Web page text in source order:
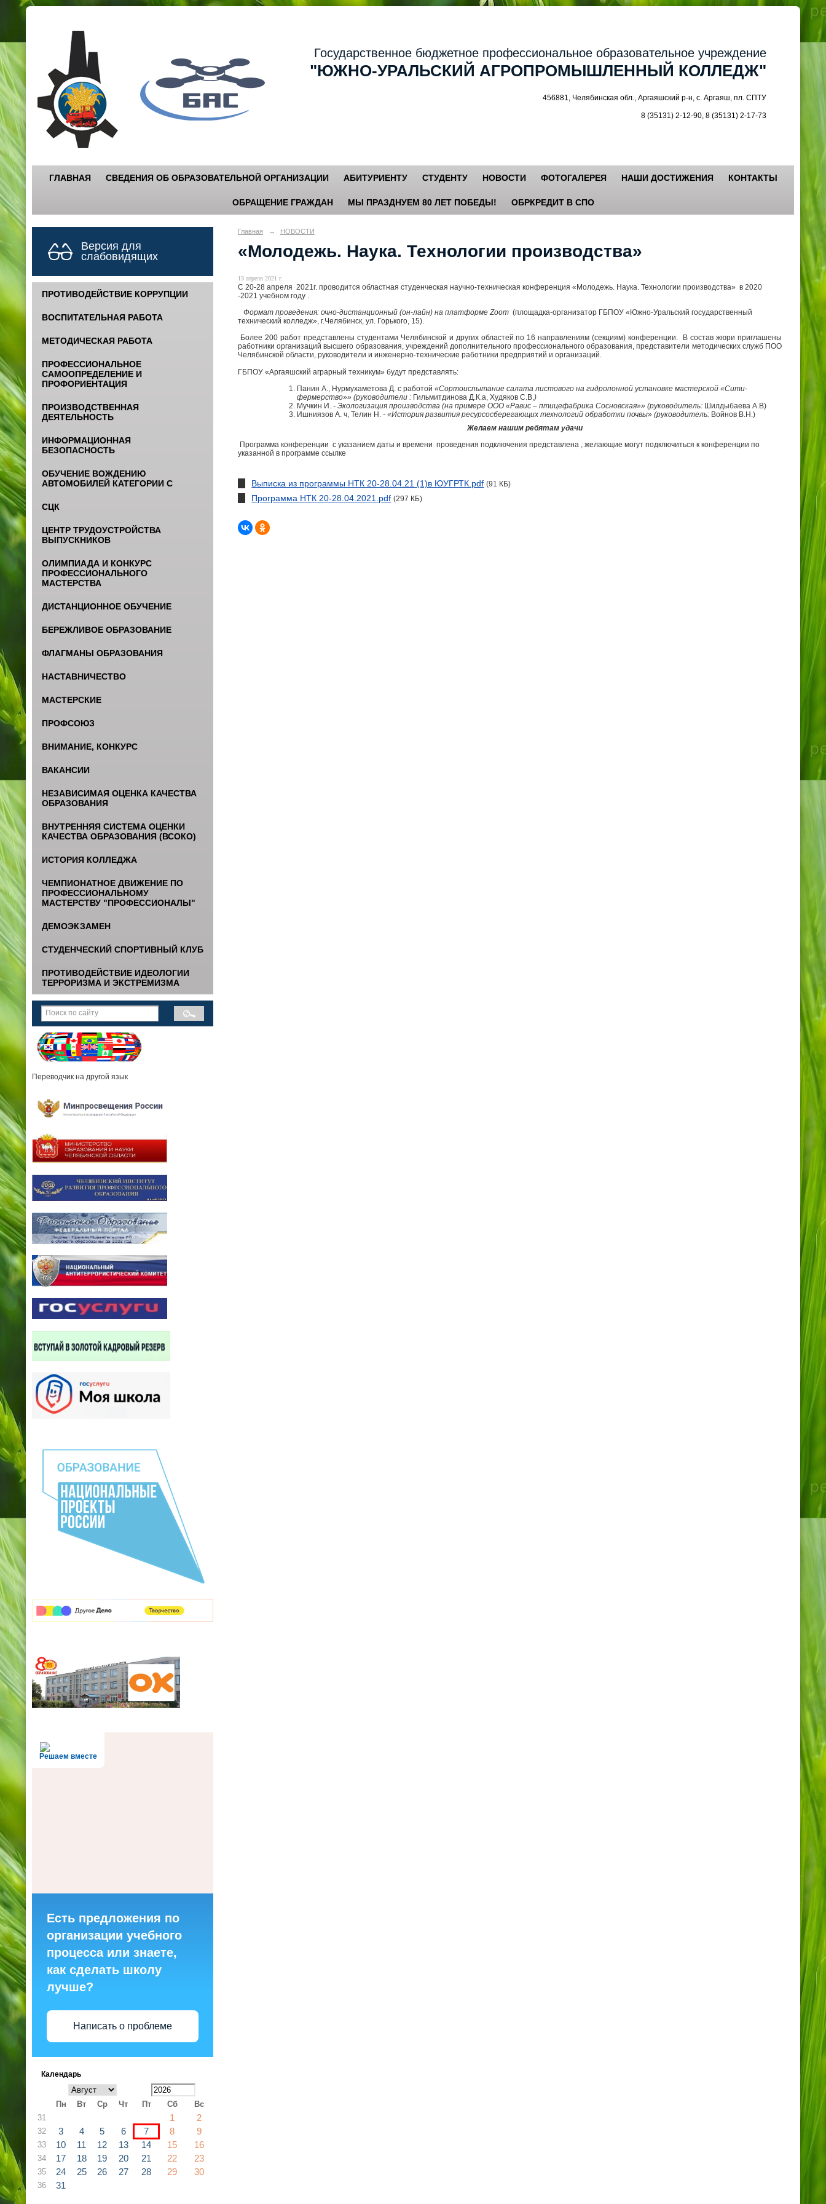
Государственное бюджетное профессиональное образовательное учреждение
"ЮЖНО-УРАЛЬСКИЙ АГРОПРОМЫШЛЕННЫЙ КОЛЛЕДЖ"
456881, Челябинская обл., Аргаяшский р-н, с. Аргаяш, пл. СПТУ
8 (35131) 2-12-90, 8 (35131) 2-17-73
ГЛАВНАЯ СВЕДЕНИЯ ОБ ОБРАЗОВАТЕЛЬНОЙ ОРГАНИЗАЦИИ АБИТУРИЕНТУ СТУДЕНТУ НОВОСТИ ФОТОГАЛЕРЕЯ НАШИ ДОСТИЖЕНИЯ КОНТАКТЫ
ОБРАЩЕНИЕ ГРАЖДАН МЫ ПРАЗДНУЕМ 80 ЛЕТ ПОБЕДЫ! ОБРКРЕДИТ В СПО
Версия для
слабовидящих
ПРОТИВОДЕЙСТВИЕ КОРРУПЦИИ
ВОСПИТАТЕЛЬНАЯ РАБОТА
МЕТОДИЧЕСКАЯ РАБОТА
ПРОФЕССИОНАЛЬНОЕ
САМООПРЕДЕЛЕНИЕ И
ПРОФОРИЕНТАЦИЯ
ПРОИЗВОДСТВЕННАЯ
ДЕЯТЕЛЬНОСТЬ
ИНФОРМАЦИОННАЯ
БЕЗОПАСНОСТЬ
ОБУЧЕНИЕ ВОЖДЕНИЮ
АВТОМОБИЛЕЙ КАТЕГОРИИ С
СЦК
ЦЕНТР ТРУДОУСТРОЙСТВА
ВЫПУСКНИКОВ
ОЛИМПИАДА И КОНКУРС
ПРОФЕССИОНАЛЬНОГО
МАСТЕРСТВА
ДИСТАНЦИОННОЕ ОБУЧЕНИЕ
БЕРЕЖЛИВОЕ ОБРАЗОВАНИЕ
ФЛАГМАНЫ ОБРАЗОВАНИЯ
НАСТАВНИЧЕСТВО
МАСТЕРСКИЕ
ПРОФСОЮЗ
ВНИМАНИЕ, КОНКУРС
ВАКАНСИИ
НЕЗАВИСИМАЯ ОЦЕНКА КАЧЕСТВА
ОБРАЗОВАНИЯ
ВНУТРЕННЯЯ СИСТЕМА ОЦЕНКИ
КАЧЕСТВА ОБРАЗОВАНИЯ (ВСОКО)
ИСТОРИЯ КОЛЛЕДЖА
ЧЕМПИОНАТНОЕ ДВИЖЕНИЕ ПО
ПРОФЕССИОНАЛЬНОМУ
МАСТЕРСТВУ "ПРОФЕССИОНАЛЫ"
ДЕМОЭКЗАМЕН
СТУДЕНЧЕСКИЙ СПОРТИВНЫЙ КЛУБ
ПРОТИВОДЕЙСТВИЕ ИДЕОЛОГИИ
ТЕРРОРИЗМА И ЭКСТРЕМИЗМА
Переводчик на другой язык
Решаем вместе
Есть предложения по
организации учебного
процесса или знаете,
как сделать школу
лучше?
Написать о проблеме
Календарь
Пн Вт Ср Чт Пт Сб
Вс
31
1 2
32 3 4 5 6 7 8 9
33 10 11 12 13 14 15 16
34 17 18 19 20 21 22 23
35 24 25 26 27 28 29 30
36 31
Главная → НОВОСТИ
«Молодежь. Наука. Технологии производства»
13 апреля 2021 г.
С 20-28 апреля 2021г. проводится областная студенческая научно-техническая конференция «Молодежь. Наука. Технологии производства» в 2020
-2021 учебном году .
Формат проведения: очно-дистанционный (он-лайн) на платформеZoom (площадка-организатор ГБПОУ «Южно-Уральский государственный
технический колледж», г.Челябинск, ул. Горького, 15).
Более 200 работ представлены студентами Челябинской и других областей по 16 направлениям (секциям) конференции. В состав жюри приглашены
работники организаций высшего образования, учреждений дополнительного профессионального образования, представители методических служб ПОО
Челябинской области, руководители и инженерно-технические работники предприятий и организаций.
ГБПОУ «Аргаяшский аграрный техникум» будут представлять:
Панин А., Нурмухаметова Д. с работой «Сортоиспытание салата листового на гидропонной установке мастерской «Сити-
фермерство»» (руководители : Гильмитдинова Д.К.а, Худяков С.В.)
Мучкин И. - Экологизация производства (на примере ООО «Равис – птицефабрика Сосновская»» (руководитель: Шилдыбаева А.В)
Ишниязов А. ч, Телин Н. - «История развития ресурсосберегающих технологий обработки почвы» (руководитель: Войнов В.Н.)
Желаем нашим ребятам удачи
Программа конференции с указанием даты и времени проведения подключения представлена , желающие могут подключиться к конференции по
указанной в программе ссылке
Выписка из программы НТК 20-28.04.21 (1)в ЮУГРТК.pdf (91 КБ)
Программа НТК 20-28.04.2021.pdf (297 КБ)